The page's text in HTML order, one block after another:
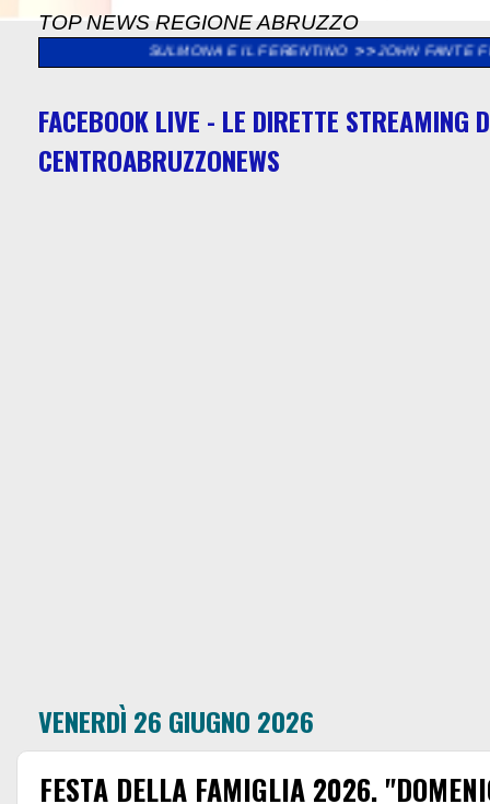
TOP NEWS REGIONE ABRUZZO
SULMONA E IL FERENTINO >> JOHN FANTE FESTIVAL "IL
FACEBOOK LIVE - LE DIRETTE STREAMING
CENTROABRUZZONEWS
VENERDÌ 26 GIUGNO 2026
FESTA DELLA FAMIGLIA 2026.